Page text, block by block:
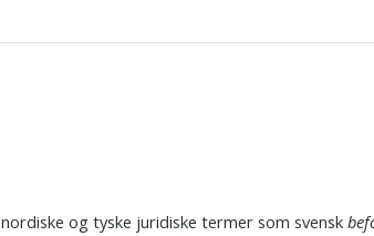
og tyske juridiske termer som svensk